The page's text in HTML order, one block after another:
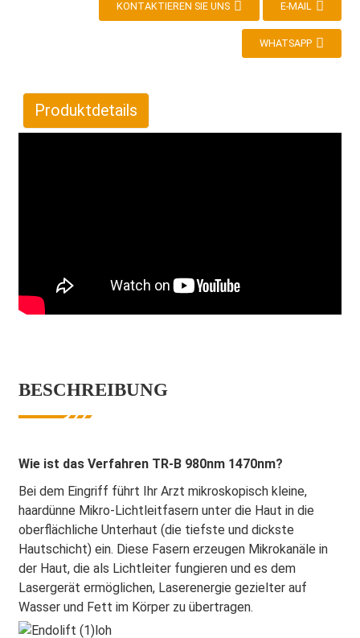
KONTAKTIEREN SIE UNS E-MAIL
WHATSAPP
Produktdetails
BESCHREIBUNG
Wie ist das Verfahren TR-B 980nm 1470nm?
Bei dem Eingriff führt Ihr Arzt mikroskopisch kleine,
haardünne Mikro-Lichtleitfasern unter die Haut in die
oberflächliche Unterhaut (die tiefste und dickste
Hautschicht) ein. Diese Fasern erzeugen Mikrokanäle in
der Haut, die als Lichtleiter fungieren und es dem
Lasergerät ermöglichen, Laserenergie gezielter auf
Wasser und Fett im Körper zu übertragen.